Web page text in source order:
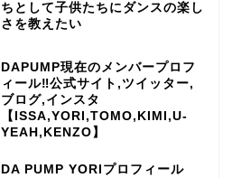
ちとして子供たちにダンスの楽し
さを教えたい
DAPUMP現在のメンバープロフ
ィール‼公式サイト,ツイッター,
ブログ,インスタ
【ISSA,YORI,TOMO,KIMI,U-
YEAH,KENZO】
DA PUMP YORIプロフィール